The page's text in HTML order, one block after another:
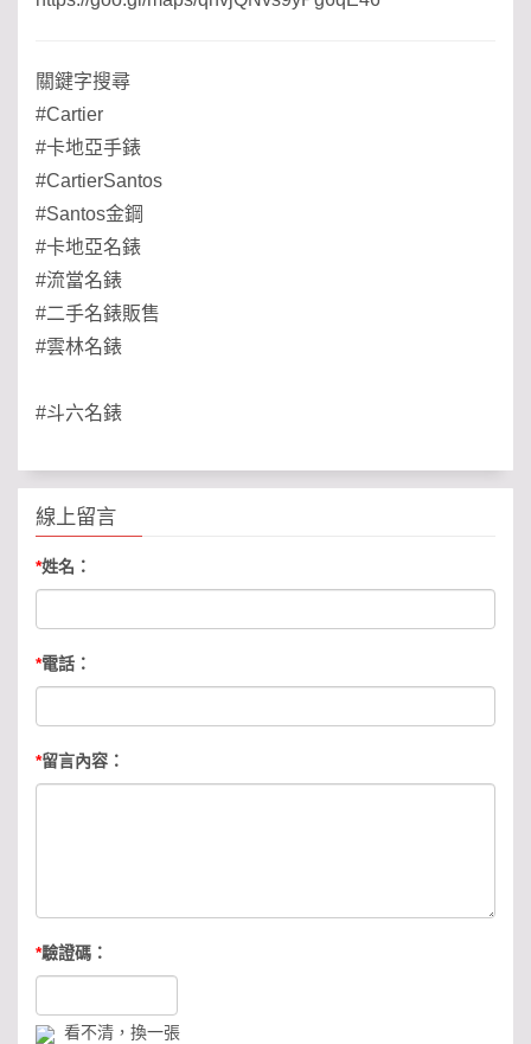
關鍵字搜尋
#Cartier
#卡地亞手錶
#CartierSantos
#Santos金鋼
#卡地亞名錶
#流當名錶
#二手名錶販售
#雲林名錶
#斗六名錶
線上留言
*姓名：
*電話：
*留言內容：
*驗證碼：
看不清，換一張